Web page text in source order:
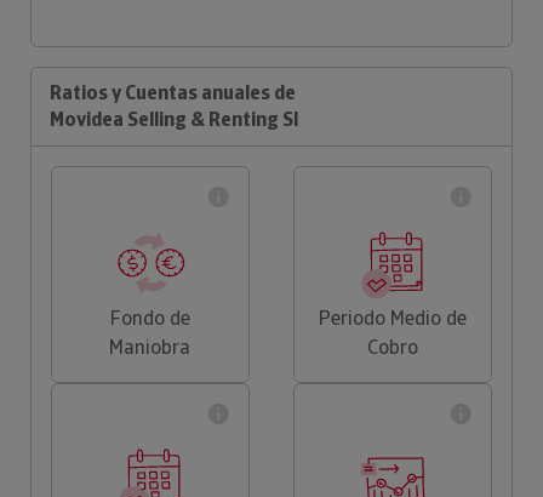
Ratios y Cuentas anuales de
Movidea Selling & Renting Sl
Fondo de
Maniobra
Periodo Medio de
Cobro